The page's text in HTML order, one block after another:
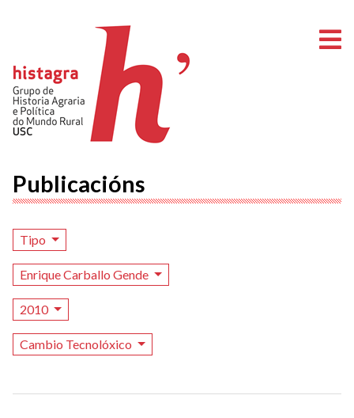
Publicacións
Tipo
Enrique Carballo Gende
2010
Cambio Tecnolóxico